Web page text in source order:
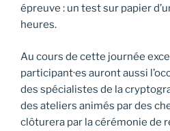
épreuve : un test sur papier
heures.
Au cours de cette journée
participant·es auront aussi
des spécialistes de la
des ateliers animés par des
clôturera par la cérémonie de